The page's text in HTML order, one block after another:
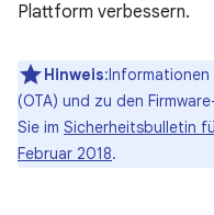
Plattform verbessern.
Hinweis
(OTA) und zu den
Sie im Sicherheitsbulletin
Februar 2018.